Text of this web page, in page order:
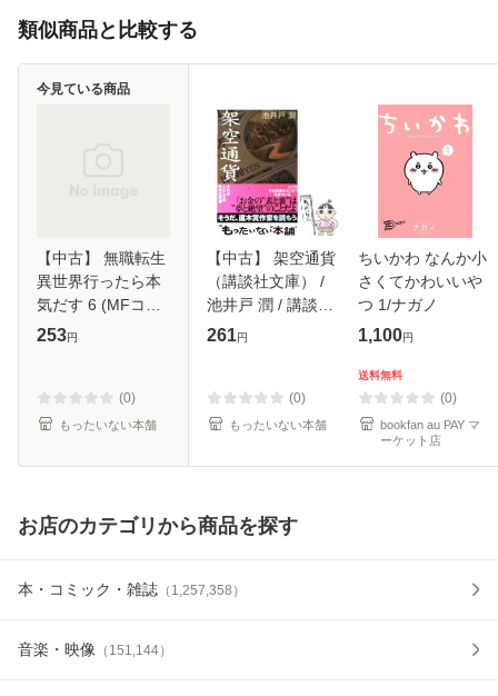
類似商品と比較する
【中古】 無職転生
異世界行ったら本
気だす 6 (MFコミ
ックス. フラッパー
孫の手 /
KADOKAWA [コミ
253円
(0)
もったいない本舗
今見ている商品
【中古】 架空通貨
（講談社文庫） /
池井戸 潤 / 講談社
[文庫]【メール便送
261円
(0)
もったいない本舗
ちいかわ なんか小
さくてかわいいや
つ 1/ナガノ
1,100円
送料無料
(0)
bookfan au PAY マ
ーケット店
お店のカテゴリから商品を探す
本・コミック・雑誌 （ 1,257,358 ）
音楽・映像 （ 151,144）